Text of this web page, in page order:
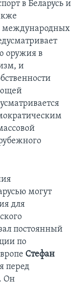
в Беларусь и
международных
оружия в
и
могут
для
постоянный
по
Стефан
перед
Он